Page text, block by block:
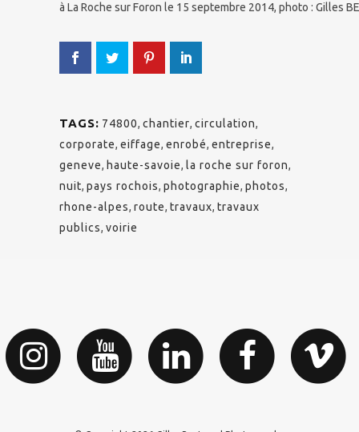
à La Roche sur Foron le 15 septembre 2014, photo : Gilles
TAGS: 74800, chantier, circulation,
corporate, eiffage, enrobé, entreprise,
geneve, haute-savoie, la roche sur foron,
nuit, pays rochois, photographie, photos,
rhone-alpes, route, travaux, travaux
publics, voirie